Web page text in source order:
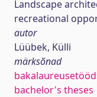
Landscape
recreational
autor
Lüübek, Külli
märksõnad
bakalaureusetööd
bachelor's theses